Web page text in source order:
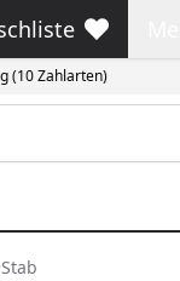
(10 Zahlarten)